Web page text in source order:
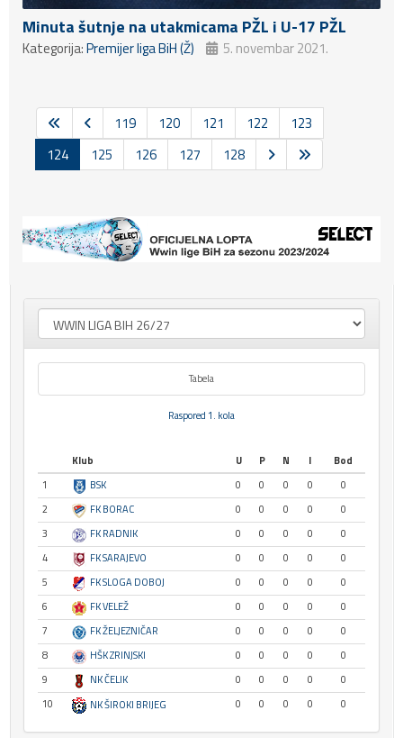
Minuta šutnje na utakmicama PŽL i U-17 PŽL
Kategorija:Premijer liga BiH (Ž) 5. novembar 2021.
119 120 121 122
123
124
125 126 127 128
Tabela
Raspored 1. kola
Klub U P N I
Bod
1
BSK 0 0 0 0
0
2
FK BORAC 0 0 0 0
0
3
FK RADNIK 0 0 0 0
0
4
FK SARAJEVO 0 0 0 0
0
5
FK SLOGA DOBOJ 0 0 0 0
0
6
FK VELEŽ 0 0 0 0
0
7
FK ŽELJEZNIČAR 0 0 0 0
0
8
HŠK ZRINJSKI 0 0 0 0
0
9
NK ČELIK 0 0 0 0
0
10
NK ŠIROKI BRIJEG 0 0 0 0 0